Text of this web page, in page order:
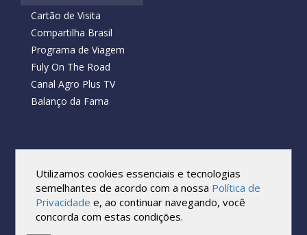
Cartão de Visita
Compartilha Brasil
Programa de Viagem
Fuly On The Road
Canal Agro Plus TV
Balanço da Fama
Todos os direitos reservados.
Reprodução no todo ou em parte sob qualquer forma ou meio,
sem expressa autorização por escrito do Cartão de Visita, é
proibida.
As marcas e imagens utilizadas no projeto são os direitos autorais
Utilizamos cookies essenciais e tecnologias
semelhantes de acordo com a nossa Política de
Privacidade e, ao continuar navegando, você
concorda com estas condições.